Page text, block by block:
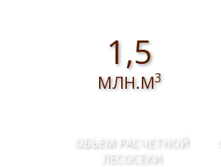
1,5
МЛН.М3
ОБЪЕМ РАСЧЕТНОЙ
ЛЕСОСЕКИ